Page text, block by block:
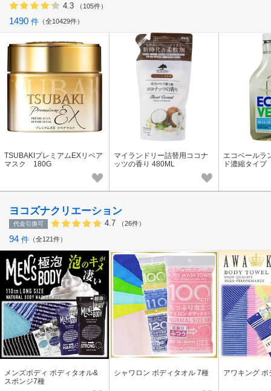
4.3 （105件）
1490 件 全10429件
TSUBAKIプレミアムEXリペア
マスク 180G
マイランドリー詰替用ココナ
ッツの香り 480ML
エコベールラ
ド濃縮タイプ
ヨコズナクリエーション
代金引換可 4.7 （26件）
94 件 全121件
メンズボディ ボディタオル&
スポンジ7種
シャワロン ボディタオル 7種 アワキング